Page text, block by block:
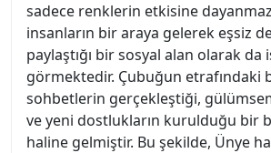
sadece renklerin etkisine
insanların bir araya gelerek eşsiz
paylaştığı bir sosyal alan olarak da
görmektedir. Çubuğun etrafındaki
sohbetlerin gerçekleştiği,
ve yeni dostlukların kurulduğu bir
haline gelmiştir. Bu şekilde, Ünye